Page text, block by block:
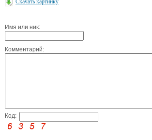
Скачать картинку
Имя или ник:
Комментарий:
Код: